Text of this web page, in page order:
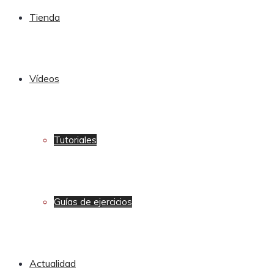
Tienda
Vídeos
Tutoriales
Guías de ejercicios
Actualidad